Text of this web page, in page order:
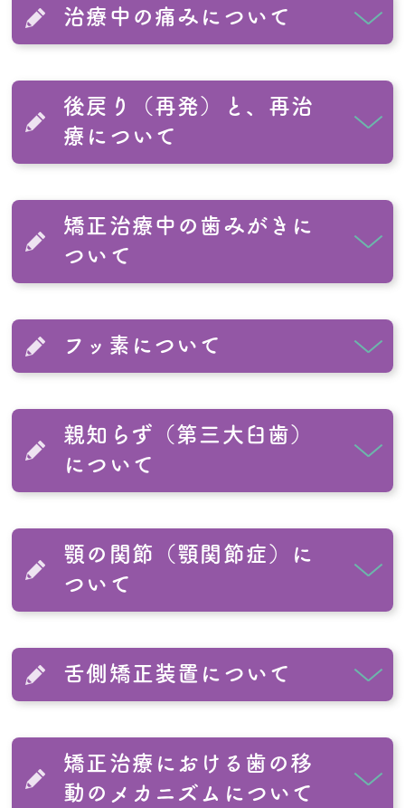
治療中の痛みについて
後戻り（再発）と、再治
療について
矯正治療中の歯みがきに
ついて
フッ素について
親知らず（第三大臼歯）
について
顎の関節（顎関節症）に
ついて
舌側矯正装置について
矯正治療における歯の移
動のメカニズムについて